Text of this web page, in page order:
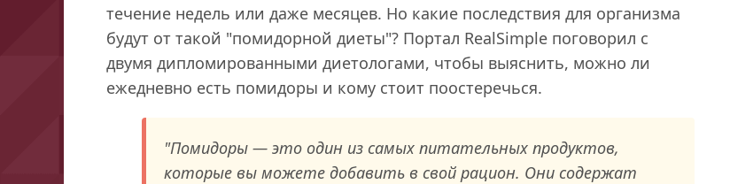
течение недель или даже месяцев. Но какие последствия для организма
будут от такой "помидорной диеты"? Портал RealSimple поговорил с
двумя дипломированными диетологами, чтобы выяснить, можно ли
ежедневно есть помидоры и кому стоит поостеречься.
"Помидоры — это один из самых питательных продуктов,
которые вы можете добавить в свой рацион. Они содержат